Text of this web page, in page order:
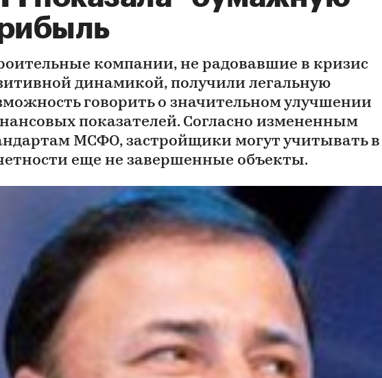
компании, не радовавшие в кризис
динамикой, получили легальную
говорить о значительном улучшении
показателей. Согласно измененным
МСФО, застройщики могут учитывать в
еще не завершенные объекты.